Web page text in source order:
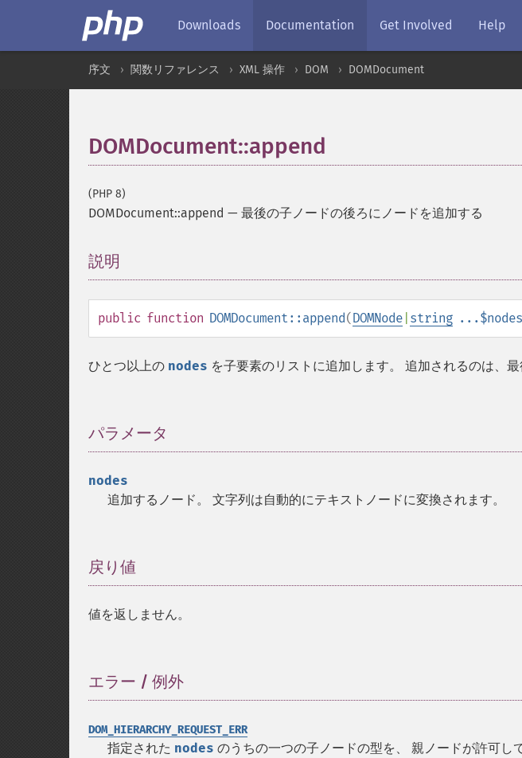
Downloads Documentation Get Involved Help
序文 関数リファレンス XML 操作 DOM DOMDocument
DOMDocument::append
(PHP 8)
DOMDocument::append — 最後の子ノードの後ろにノードを追加する
説明
public function DOMDocument::append(DOMNode string ...$nodes
ひとつ以上の nodes を子要素のリストに追加します。 追加されるのは、
パラメータ
nodes
追加するノード。 文字列は自動的にテキストノードに変換されます。
戻り値
値を返しません。
エラー / 例外
DOM_HIERARCHY_REQUEST_ERR
指定された nodes のうちの一つの子ノードの型を、 親ノードが許可し